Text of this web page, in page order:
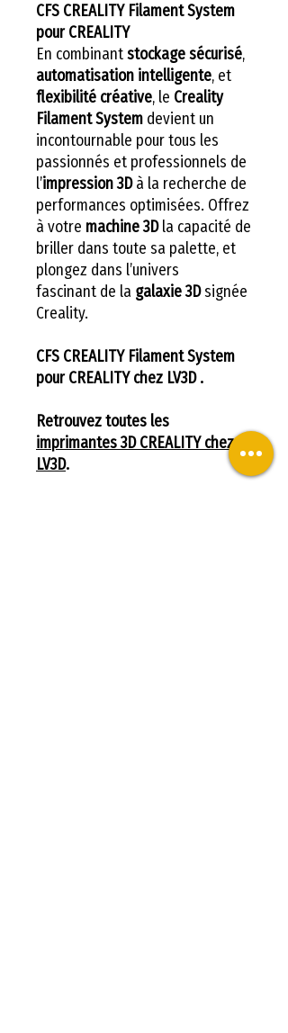
CFS CREALITY Filament System
pour CREALITY
En combinantstockage sécurisé,
automatisation intelligente, et
flexibilité créative, le Creality
Filament System devient un
incontournable pour tous les
passionnés et professionnels de
l’impression 3Dà la recherche de
performances optimisées. Offrez
à votre machine 3Dla capacité de
briller dans toute sa palette, et
plongez dans l’univers
fascinant de la galaxie 3Dsignée
Creality.
CFS CREALITY Filament System
pour CREALITY chez LV3D .
Retrouvez toutes les
imprimantes 3D CREALITY chez
LV3D.